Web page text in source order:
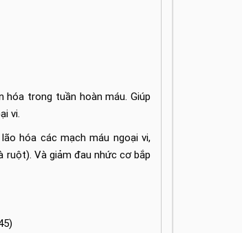
trong tuần hoàn máu. Giúp
vi.
hóa các mạch máu ngoại vi,
ruột). Và giảm đau nhức cơ bắp